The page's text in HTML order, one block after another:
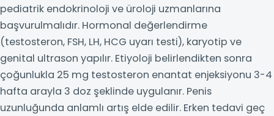
pediatrik endokrinoloji ve üroloji uzmanlarına
başvurulmalıdır. Hormonal değerlendirme
(testosteron, FSH, LH, HCG uyarı testi), karyotip ve
genital ultrason yapılır. Etiyoloji belirlendikten sonra
çoğunlukla 25 mg testosteron enantat enjeksiyonu 3-4
hafta arayla 3 doz şeklinde uygulanır. Penis
uzunluğunda anlamlı artış elde edilir. Erken tedavi geç